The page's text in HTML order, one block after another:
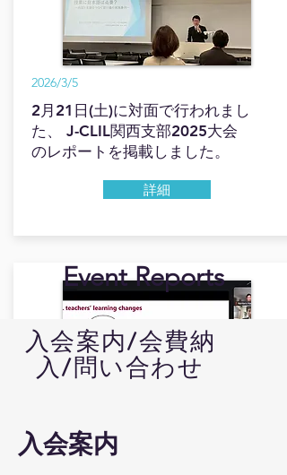
2026/3/5
2月21日(土)に対面で行われまし
た、
J-CLIL関西支部2025大会
のレポートを掲載しました。
詳細
2026/3/3
Event Reports
入会案内/会費納
入/問い合わせ
入会案内